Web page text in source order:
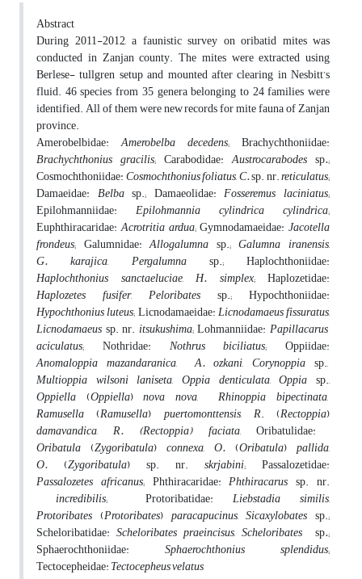
Abstract
During 2011-2012, a faunistic survey on oribatid mites was
conducted in Zanjan county. The mites were extracted using
Berlese- tullgren setup and mounted after clearing in Nesbitt’s
fluid. 46 species from 35 genera belonging to 24 families were
identified. All of them were new records for mite fauna of Zanjan
province.
Amerobelbidae:Amerobelba decedens; Brachychthoniidae:
Brachychthonius gracilis; Carabodidae:Austrocarabodes sp.;
Cosmochthoniidae:Cosmochthoniusfoliatus,C.sp. nr.reticulatus;
Damaeidae: Belbasp.; Damaeolidae:Fosseremus laciniatus;
Epilohmanniidae: Epilohmannia cylindrica cylindrica;
Euphthiracaridae:Acrotritiaardua; Gymnodamaeidae: Jacotella
frondeus; Galumnidae:Allogalumna sp.;Galumna iranensis,
G. karajica, Pergalumnasp.; Haplochthoniidae:
Haplochthonius sanctaeluciae,H. simplex; Haplozetidae:
Haplozetes fusifer, Peloribates sp.; Hypochthoniidae:
Hypochthoniusluteus; Licnodamaeidae:Licnodamaeusfissuratus,
Licnodamaeussp. nr. itsukushima; Lohmanniidae: Papillacarus
aciculatus; Nothridae: Nothrus biciliatus; Oppiidae:
Anomaloppia mazandaranica,A. ozkani,Corynoppia sp.,
Multioppia wilsoni laniseta,Oppia denticulata,Oppia sp.,
Oppiella (Oppiella)nova nova,Rhinoppia bipectinata,
Ramusella (Ramusella)puertomonttensis, R. (Rectoppia)
damavandica,R. (Rectoppia) faciata, Oribatulidae:
Oribatula (Zygoribatula) connexa, O. (Oribatula)pallida,
O. (Zygoribatula) sp. nr. skrjabini; Passalozetidae:
Passalozetes africanus; Phthiracaridae:Phthiracarus sp. nr.
incredibilis; Protoribatidae:Liebstadia similis,
Protoribates (Protoribates)paracapucinus,Sicaxylobates sp.;
Scheloribatidae: Scheloribates praeincisus, Scheloribates sp.;
Sphaerochthoniidae: Sphaerochthonius splendidus;
Tectocepheidae:Tectocepheusvelatus